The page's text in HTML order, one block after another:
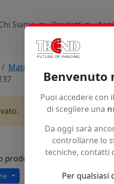
Siamo Prodotti
Materiali Di Consumo
prodotto ad un prezzo più
Benvenuto
Puoi accedere con
di scegliere una
Da oggi sarà
controllarne lo
tecniche, contatti
Per qualsiasi